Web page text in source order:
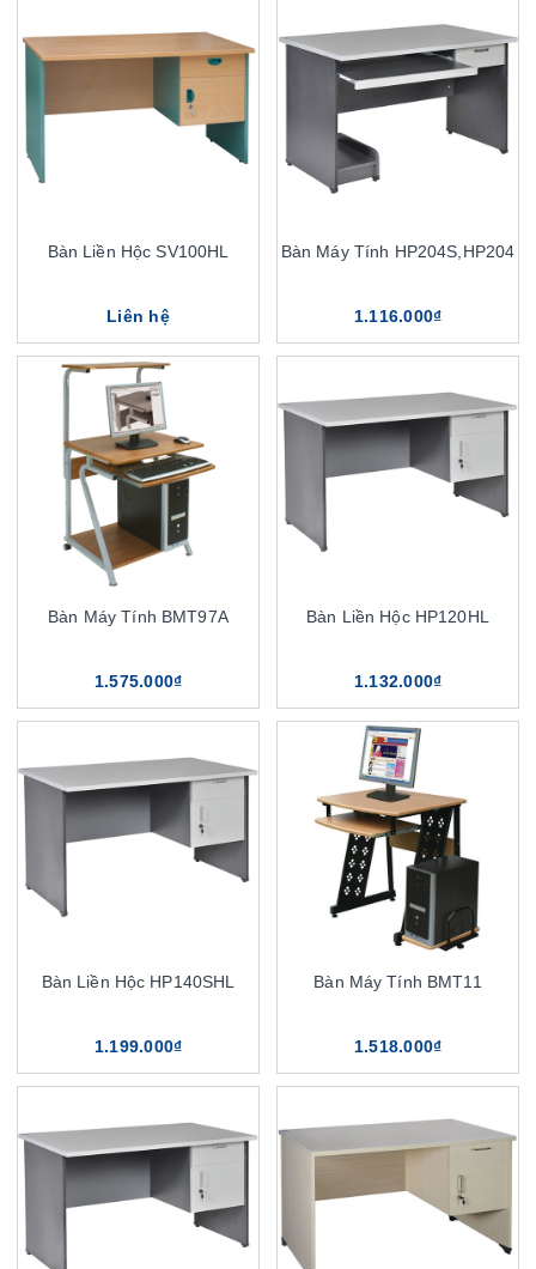
Bàn Liền Hộc SV100HL
Liên hệ
Bàn Máy Tính HP204S,HP204
1.116.000₫
Bàn Máy Tính BMT97A
1.575.000₫
Bàn Liền Hộc HP120HL
1.132.000₫
Bàn Liền Hộc HP140SHL
1.199.000₫
Bàn Máy Tính BMT11
1.518.000₫